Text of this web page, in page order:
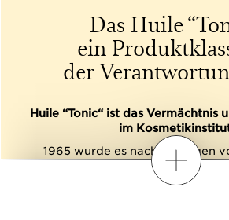
Das Huile
ein
der
Huile “Tonic“ ist das Vermächtnis
im
1965 wurde es nach Anfragen
welche die wohltuende Wirkung
Behandlungen eingesetzten Öle
Öffnen